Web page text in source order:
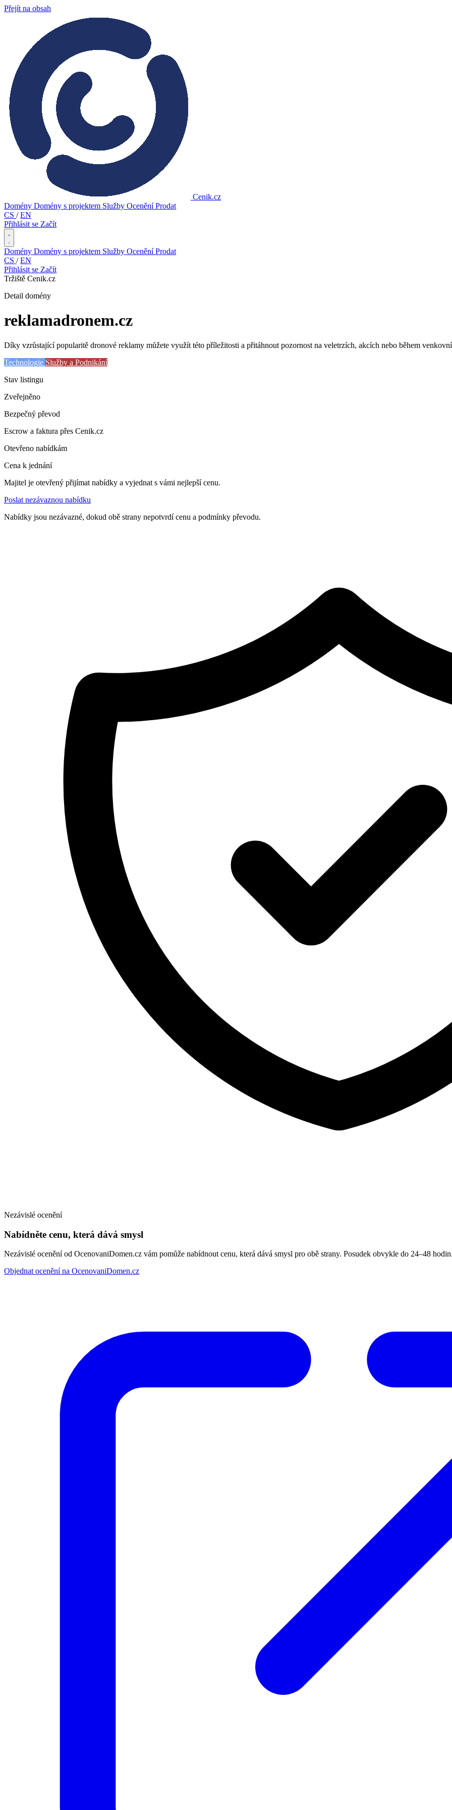
Přejít na obsah
Cenik.cz
Domény Domény s projektem Služby OceněníProdat
CS / EN
Přihlásit se Začít
Domény Domény s projektem Služby OceněníProdat
CS / EN
Přihlásit se Začít
Tržiště Cenik.cz
Detail domény
reklamadronem.cz
Díky vzrůstající popularitě dronové reklamy můžete využít této příležitosti a přitáhnout pozornost na veletrzích, akcích nebo během
Technologie Služby a Podnikání
Stav listingu
Zveřejněno
Bezpečný převod
Escrow a faktura přes Cenik.cz
Otevřeno nabídkám
Cena k jednání
Majitel je otevřený přijímat nabídky a vyjednat s vámi nejlepší cenu.
Poslat nezávaznou nabídku
Nabídky jsou nezávazné, dokud obě strany nepotvrdí cenu a podmínky převodu.
Nezávislé ocenění
Nabídněte cenu, která dává smysl
Nezávislé ocenění od OcenovaniDomen.cz vám pomůže nabídnout cenu, která dává smysl pro obě strany. Posudek obvykle do 24–48
Objednat ocenění na OcenovaniDomen.cz